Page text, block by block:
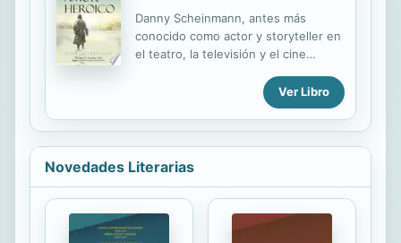
Daniel Federico y no soy escritor,
pero no voy a callarme nada porque
nada de lo que pasó aquel verano
merece ser olvidado."--Page [4] of
Danny Scheinmann, antes más
conocido como actor y storyteller en
el teatro, la televisión y el cine
cosechado toda su fama a través de
una sorprendente primera novela
Pequeños actos de amor heroico.
Además, su dilatada e internacional
engrosada con su estreno como
director de cine en la aclamada
comedia independiente West
Ver Libro
Novedades Literarias